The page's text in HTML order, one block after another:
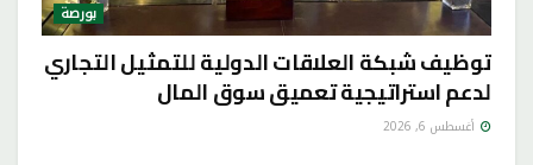
بورصة
توظيف شبكة العلاقات الدولية للتمثيل التجاري
لدعم استراتيجية تعميق سوق المال
أغسطس 6, 2026